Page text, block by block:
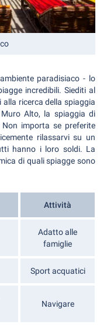
paradisiaco - lo
incredibili. Siediti al
ricerca della spiaggia
Alto, la spiaggia di
importa se preferite
rilassarvi su un
hanno i loro soldi. La
di quali spiagge sono
Attività
Adatto alle
famiglie
Sport acquatici
Navigare